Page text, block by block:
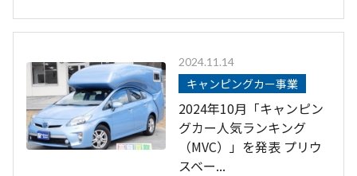
2024.11.14
キャンピングカー事業
2024年10月「キャンピン
グカー人気ランキング
（MVC）」を発表 プリウ
スベー...